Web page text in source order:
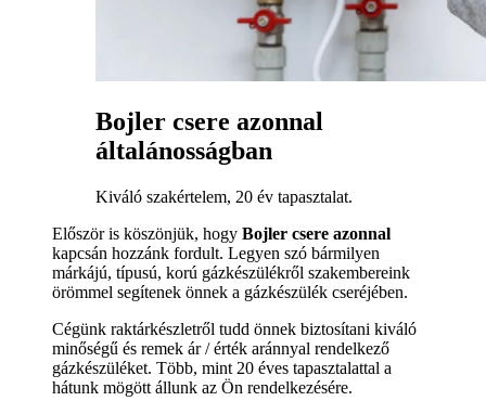
Bojler csere azonnal
általánosságban
Kiváló szakértelem, 20 év tapasztalat.
Először is köszönjük, hogy Bojler csere azonnal
kapcsán hozzánk fordult. Legyen szó bármilyen
márkájú, típusú, korú gázkészülékről szakembereink
örömmel segítenek önnek a gázkészülék cseréjében.
Cégünk raktárkészletről tudd önnek biztosítani kiváló
minőségű és remek ár / érték aránnyal rendelkező
gázkészüléket. Több, mint 20 éves tapasztalattal a
hátunk mögött állunk az Ön rendelkezésére.